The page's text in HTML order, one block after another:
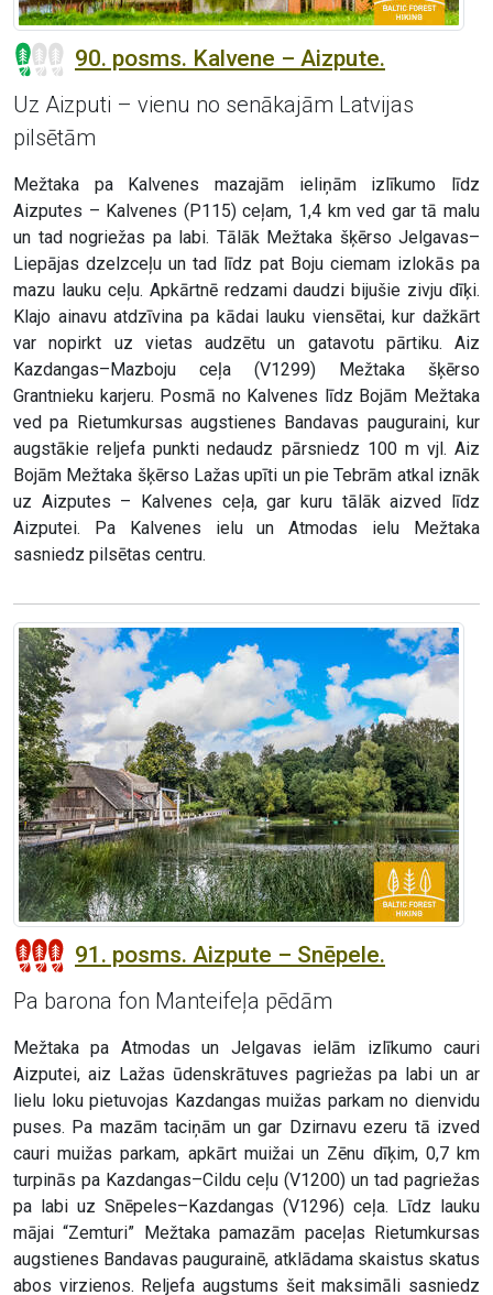
90. posms. Kalvene – Aizpute.
Uz Aizputi – vienu no senākajām Latvijas
pilsētām
Mežtaka pa Kalvenes mazajām ieliņām izlīkumo līdz
Aizputes – Kalvenes (P115) ceļam, 1,4 km ved gar tā malu
un tad nogriežas pa labi. Tālāk Mežtaka šķērso Jelgavas–
Liepājas dzelzceļu un tad līdz pat Boju ciemam izlokās pa
mazu lauku ceļu. Apkārtnē redzami daudzi bijušie zivju dīķi.
Klajo ainavu atdzīvina pa kādai lauku viensētai, kur dažkārt
var nopirkt uz vietas audzētu un gatavotu pārtiku. Aiz
Kazdangas–Mazboju ceļa (V1299) Mežtaka šķērso
Grantnieku karjeru. Posmā no Kalvenes līdz Bojām Mežtaka
ved pa Rietumkursas augstienes Bandavas pauguraini, kur
augstākie reljefa punkti nedaudz pārsniedz 100 m vjl. Aiz
Bojām Mežtaka šķērso Lažas upīti un pie Tebrām atkal iznāk
uz Aizputes – Kalvenes ceļa, gar kuru tālāk aizved līdz
Aizputei. Pa Kalvenes ielu un Atmodas ielu Mežtaka
sasniedz pilsētas centru.
91. posms. Aizpute – Snēpele.
Pa barona fon Manteifeļa pēdām
Mežtaka pa Atmodas un Jelgavas ielām izlīkumo cauri
Aizputei, aiz Lažas ūdenskrātuves pagriežas pa labi un ar
lielu loku pietuvojas Kazdangas muižas parkam no dienvidu
puses. Pa mazām taciņām un gar Dzirnavu ezeru tā izved
cauri muižas parkam, apkārt muižai un Zēnu dīķim, 0,7 km
turpinās pa Kazdangas–Cildu ceļu (V1200) un tad pagriežas
pa labi uz Snēpeles–Kazdangas (V1296) ceļa. Līdz lauku
mājai “Zemturi” Mežtaka pamazām paceļas Rietumkursas
augstienes Bandavas paugurainē, atklādama skaistus skatus
abos virzienos. Reljefa augstums šeit maksimāli sasniedz